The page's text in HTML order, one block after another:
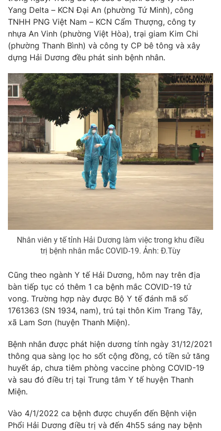
Photo Infographic
Video Shorts video
VTV Money VTV Thể thao
VTV Sức khoẻ Bất động sản
Thị trường 24h Tấm lòng Việt
VTV4 Vươn mình bằng AI
VTV9 VTV8
Liên hệ tòa soạn
THỜI BÁO VTV
Theo dõi báo trên
Cơ quan báo chí:Thời báo VTV
Giấy phép hoạt động báo in và báo điện tử số 483/GP-BTTTT
cấp ngày 29/12/2023
Tổng Biên tập:Vũ Thanh Thủy
Phó Tổng Biên tập:
Nguyễn Trọng Ninh
Tổng đài VTV:024.38 355 931 - 024.38 355 932
Yang Delta – KCN Đại An (phường Tứ Minh), công
TNHH PNG Việt Nam – KCN Cẩm Thượng, công ty
nhựa An Vinh (phường Việt Hòa), trại giam Kim Chi
(phường Thanh Bình) và công ty CP bê tông và xây
dựng Hải Dương đều phát sinh bệnh nhân.
Nhân viên y tế tỉnh Hải Dương làm việc trong khu điều
trị bệnh nhân mắc COVID-19. Ảnh: Đ.Tùy
Cũng theo ngành Y tế Hải Dương, hôm nay trên địa
bàn tiếp tục có thêm 1 ca bệnh mắc COVID-19 tử
vong. Trường hợp này được Bộ Y tế đánh mã số
1761363 (SN 1934, nam), trú tại thôn Kim Trang Tây,
xã Lam Sơn (huyện Thanh Miện).
Bệnh nhân được phát hiện dương tính ngày 31/12/2021
thông qua sàng lọc ho sốt cộng đồng, có tiền sử tăng
huyết áp, chưa tiêm phòng vaccine phòng COVID-19
và sau đó điều trị tại Trung tâm Y tế huyện Thanh
Miện.
Vào 4/1/2022 ca bệnh được chuyển đến Bệnh viện
Phổi Hải Dương điều trị và đến 4h55 sáng nay bệnh